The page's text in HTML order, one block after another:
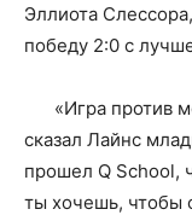
Эллиота
победу 2:0 с
«Игра против
сказал Лайнс
прошел Q School,
ты хочешь, чтобы